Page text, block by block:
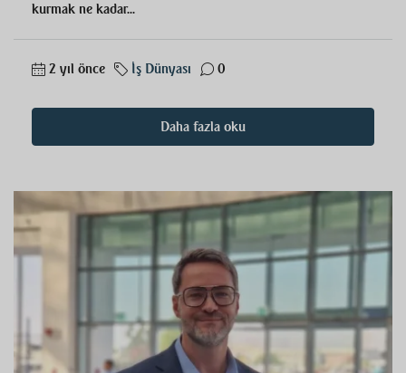
kurmak ne kadar...
2 yıl önce İş Dünyası 0
Daha fazla oku